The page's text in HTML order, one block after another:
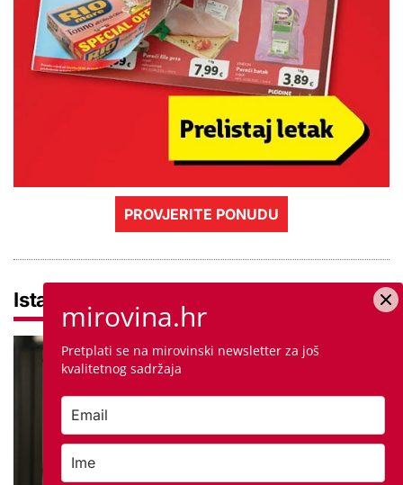
PROVJERITE PONUDU
Istaknutomirovina.hr
Pretplati se na mirovinski newsletter za još
kvalitetnog sadržaja